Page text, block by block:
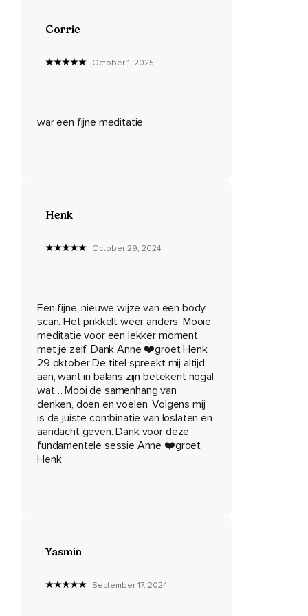
Richting je borstkas en vanuit daar kun je weer verder
Langs je ruggengraat en ergens daar langs je ruggengraat,
Word dan bewust hoe het op dit moment met jou gaat,
te doen.
aandacht eventjes naar je voeten.
Voor je uit,
Laat weer los en adem weer uit.
Adem nog een keertje diep in en trek nu de tenen naar je
toe,
Even vasthouden en laat weer los.
Ga dan nu met je aandacht naar je rechterbeen.
Adem diep in en til je rechterbeen een klein stukje omhoog,
Voel welke spieren nu aan het werk zijn.
beneden zakken en je voet ontspannen naar buiten vallen.
Corrie
October 1, 2025
war een fijne meditatie
Henk
October 29, 2024
Een fijne, nieuwe wijze van een body
scan. Het prikkelt weer anders. Mooie
meditatie voor een lekker moment
met je zelf. Dank Anne ❤️groet Henk
29 oktober De titel spreekt mij altijd
aan, want in balans zijn betekent nogal
wat… Mooi de samenhang van
denken, doen en voelen. Volgens mij
is de juiste combinatie van loslaten en
aandacht geven. Dank voor deze
fundamentele sessie Anne ❤️groet
Henk
Yasmin
September 17, 2024